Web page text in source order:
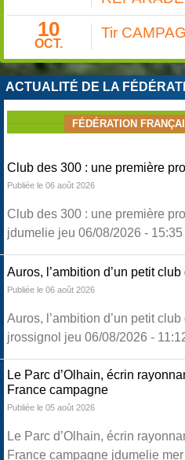
10
OCT.
Tir
ACTUALITÉ DE LA
FÉDÉRATION
Club des 300 : une première
Publiée le 06 août 2026
Club des 300 : une première
jdumelie jeu 06/08/2026 - 15:35
Auros, l’ambition d’un petit
Publiée le 06 août 2026
Auros, l’ambition d’un petit
jrossignol jeu 06/08/2026 -
Le Parc d’Olhain, écrin
France campagne
Publiée le 05 août 2026
Le Parc d’Olhain, écrin
France campagne jdumelie